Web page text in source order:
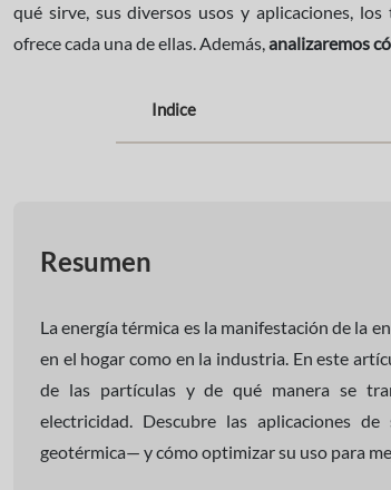
qué sirve, sus diversos usos y aplicaciones,
ofrece cada una de ellas. Además,analizaremos
Indice
Resumen
La energía térmica es la manifestación de la
en el hogar como en la industria. En este
de las partículas y de qué manera se
electricidad. Descubre las aplicaciones
geotérmica— y cómo optimizar su uso para